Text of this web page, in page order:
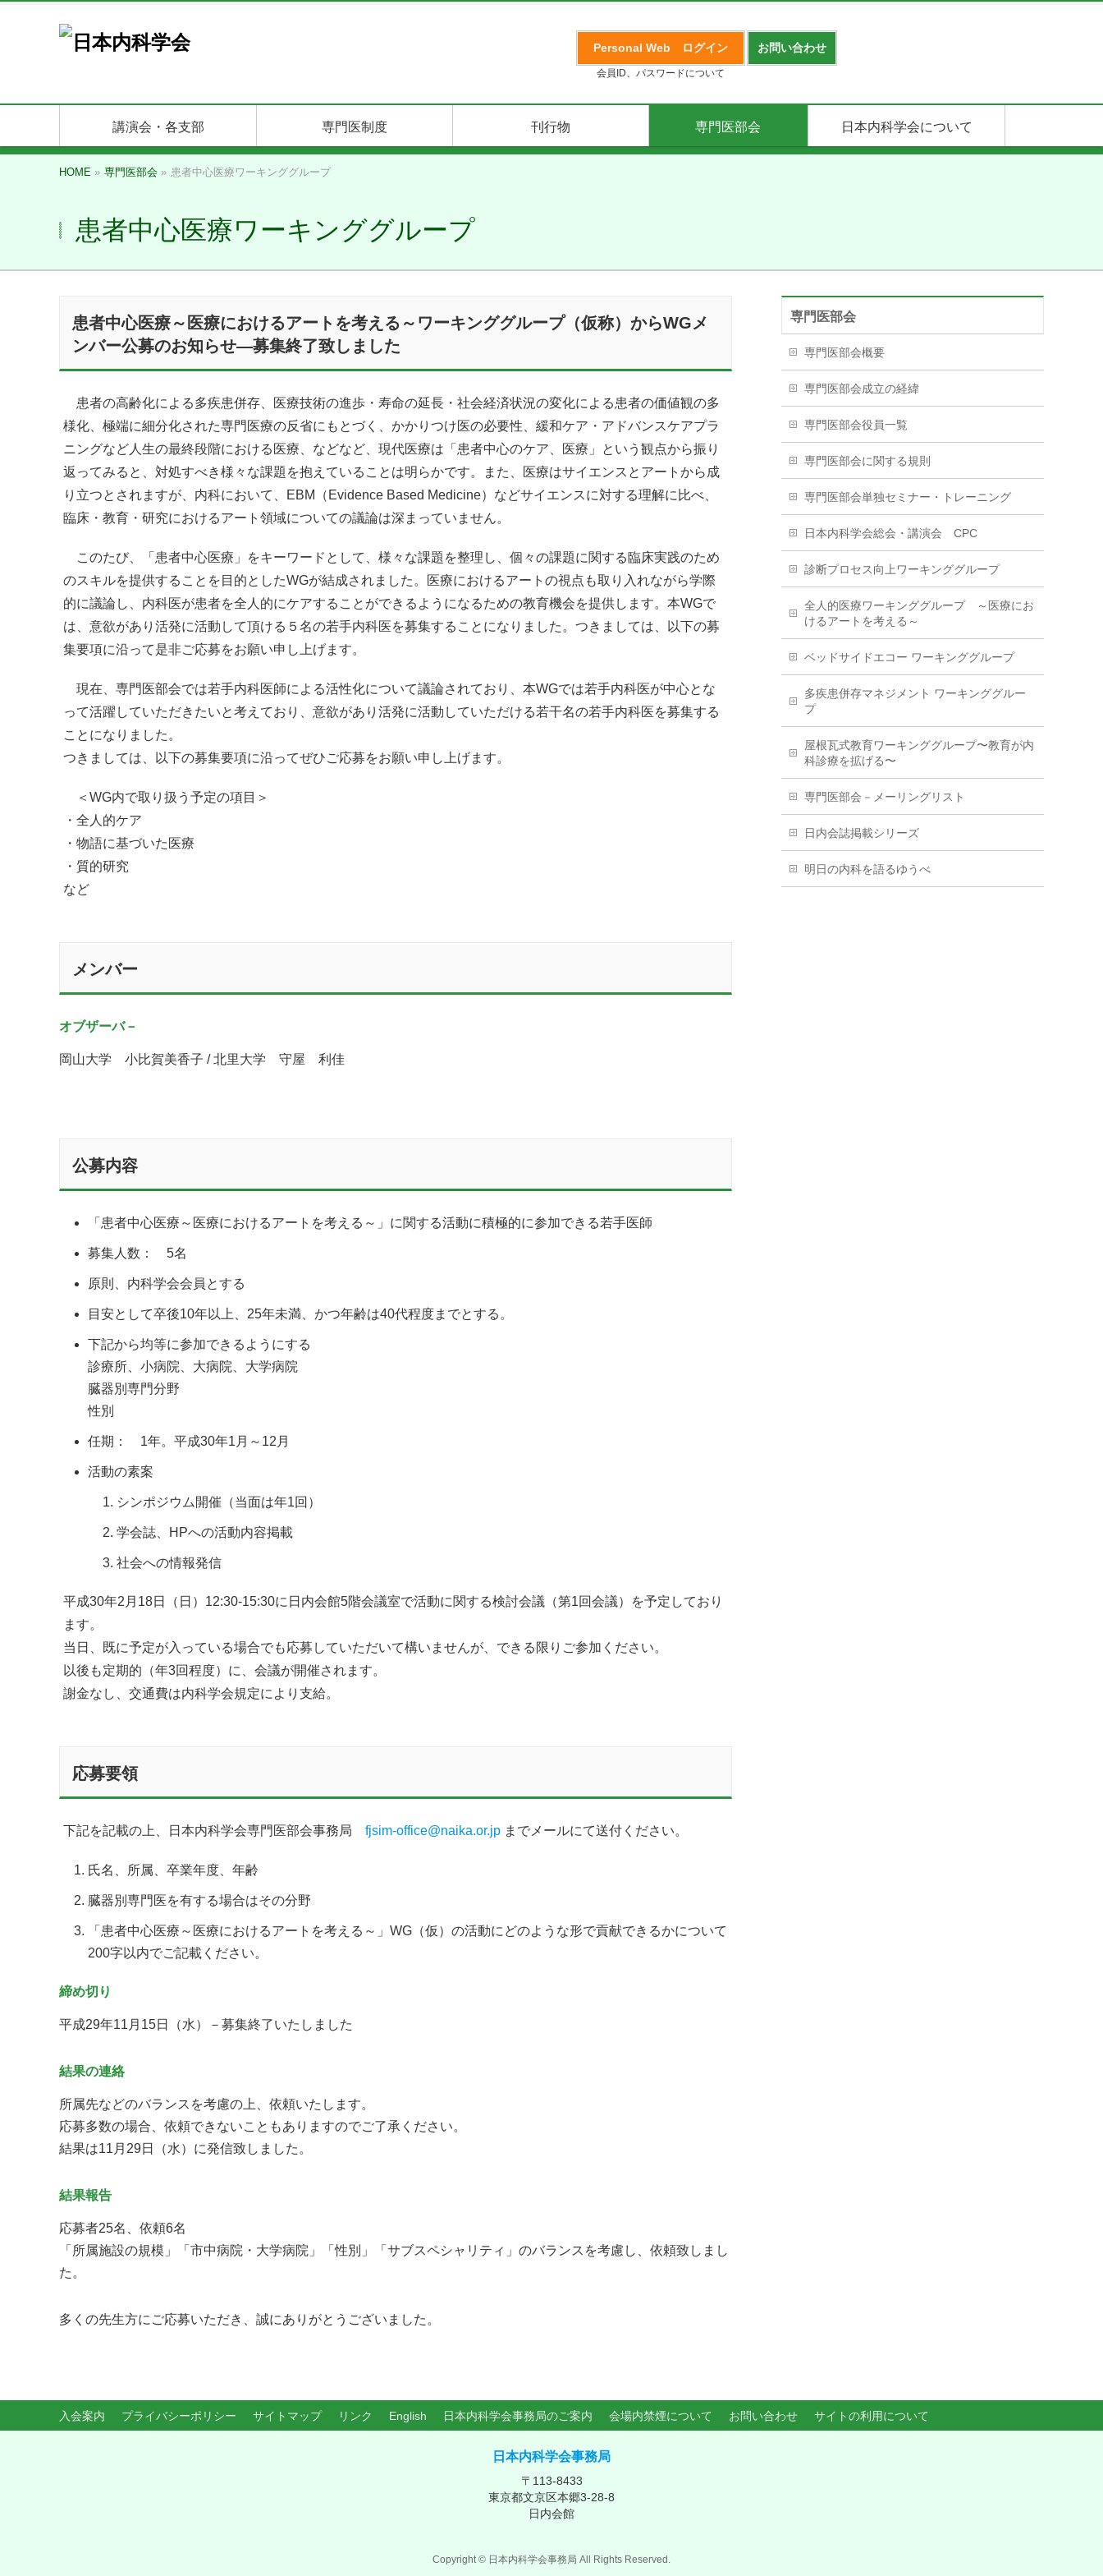
お問い合わせ
Personal Web ログイン
会員ID、パスワードについて
講演会・各支部 専門医制度 刊行物 専門医部会 日本内科学会について
HOME » 専門医部会 » 患者中心医療ワーキンググループ
患者中心医療ワーキンググループ
患者中心医療～医療におけるアートを考える～ワーキンググループ（仮称）からWGメ
ンバー公募のお知らせ―募集終了致しました
患者の高齢化による多疾患併存、医療技術の進歩・寿命の延長・社会経済状況の変化による患者の価値観の多
様化、極端に細分化された専門医療の反省にもとづく、かかりつけ医の必要性、緩和ケア・アドバンスケアプラ
ニングなど人生の最終段階における医療、などなど、現代医療は「患者中心のケア、医療」という観点から振り
返ってみると、対処すべき様々な課題を抱えていることは明らかです。また、医療はサイエンスとアートから成
り立つとされますが、内科において、EBM（Evidence Based Medicine）などサイエンスに対する理解に比べ、
臨床・教育・研究におけるアート領域についての議論は深まっていません。
このたび、「患者中心医療」をキーワードとして、様々な課題を整理し、個々の課題に関する臨床実践のため
のスキルを提供することを目的としたWGが結成されました。医療におけるアートの視点も取り入れながら学際
的に議論し、内科医が患者を全人的にケアすることができるようになるための教育機会を提供します。本WGで
は、意欲があり活発に活動して頂ける５名の若手内科医を募集することになりました。つきましては、以下の募
集要項に沿って是非ご応募をお願い申し上げます。
現在、専門医部会では若手内科医師による活性化について議論されており、本WGでは若手内科医が中心とな
って活躍していただきたいと考えており、意欲があり活発に活動していただける若干名の若手内科医を募集する
ことになりました。
つきましては、以下の募集要項に沿ってぜひご応募をお願い申し上げます。
＜WG内で取り扱う予定の項目＞
・全人的ケア
・物語に基づいた医療
・質的研究
など
メンバー
オブザーバ－
岡山大学 小比賀美香子 / 北里大学 守屋 利佳
公募内容
「患者中心医療～医療におけるアートを考える～」に関する活動に積極的に参加できる若手医師
募集人数： 5名
原則、内科学会会員とする
目安として卒後10年以上、25年未満、かつ年齢は40代程度までとする。
下記から均等に参加できるようにする
診療所、小病院、大病院、大学病院
臓器別専門分野
性別
任期： 1年。平成30年1月～12月
活動の素案
シンポジウム開催（当面は年1回）
学会誌、HPへの活動内容掲載
社会への情報発信
平成30年2月18日（日）12:30-15:30に日内会館5階会議室で活動に関する検討会議（第1回会議）を予定しており
ます。
当日、既に予定が入っている場合でも応募していただいて構いませんが、できる限りご参加ください。
以後も定期的（年3回程度）に、会議が開催されます。
謝金なし、交通費は内科学会規定により支給。
応募要領
下記を記載の上、日本内科学会専門医部会事務局 fjsim-office@naika.or.jp までメールにて送付ください。
氏名、所属、卒業年度、年齢
臓器別専門医を有する場合はその分野
「患者中心医療～医療におけるアートを考える～」WG（仮）の活動にどのような形で貢献できるかについて
200字以内でご記載ください。
締め切り
平成29年11月15日（水）－募集終了いたしました
結果の連絡
所属先などのバランスを考慮の上、依頼いたします。
応募多数の場合、依頼できないこともありますのでご了承ください。
結果は11月29日（水）に発信致しました。
結果報告
応募者25名、依頼6名
「所属施設の規模」「市中病院・大学病院」「性別」「サブスペシャリティ」のバランスを考慮し、依頼致しまし
た。
多くの先生方にご応募いただき、誠にありがとうございました。
専門医部会
専門医部会概要
専門医部会成立の経緯
専門医部会役員一覧
専門医部会に関する規則
専門医部会単独セミナー・トレーニング
日本内科学会総会・講演会 CPC
診断プロセス向上ワーキンググループ
全人的医療ワーキンググループ ～医療にお
けるアートを考える～
ベッドサイドエコー ワーキンググループ
多疾患併存マネジメント ワーキンググルー
プ
屋根瓦式教育ワーキンググループ〜教育が内
科診療を拡げる〜
専門医部会－メーリングリスト
日内会誌掲載シリーズ
明日の内科を語るゆうべ
入会案内 プライバシーポリシー サイトマップ リンク English 日本内科学会事務局のご案内 会場内禁煙について お問い合わせ サイトの利用について
日本内科学会事務局
〒113-8433
東京都文京区本郷3-28-8
日内会館
Copyright © 日本内科学会事務局 All Rights Reserved.